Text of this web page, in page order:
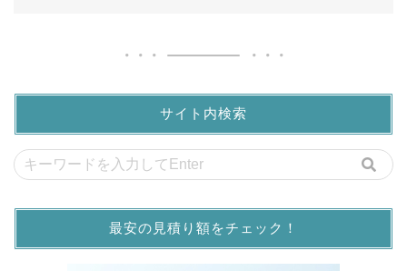
サイト内検索
最安の見積り額をチェック！